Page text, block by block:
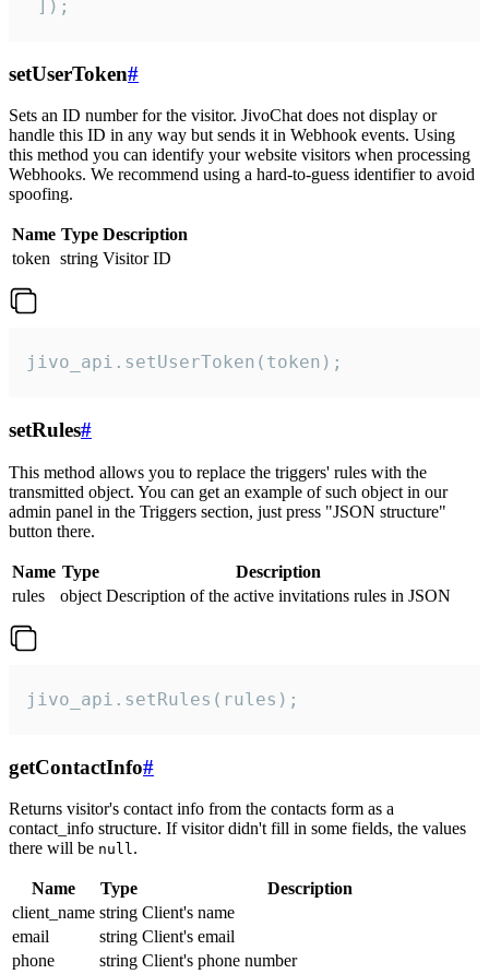
]);
setUserToken#
Sets an ID number for the visitor. JivoChat does not display or
handle this ID in any way but sends it in Webhook events. Using
this method you can identify your website visitors when processing
Webhooks. We recommend using a hard-to-guess identifier to avoid
spoofing.
Name Type Description
token string Visitor ID
jivo_api.setUserToken(token);
setRules#
This method allows you to replace the triggers' rules with the
transmitted object. You can get an example of such object in our
admin panel in the Triggers section, just press "JSON structure"
button there.
Name Type
Description
rules
object Description of the active invitations rules in JSON
jivo_api.setRules(rules);
getContactInfo#
Returns visitor's contact info from the contacts form as a
contact_info structure. If visitor didn't fill in some fields, the values
there will be null.
Name Type
Description
client_name string Client's name
email
string Client's email
phone
string Client's phone number